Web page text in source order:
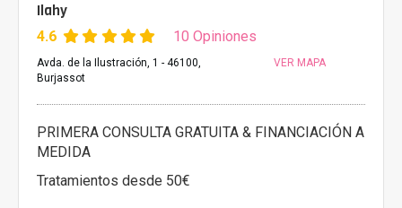
Ilahy
4.6 10 Opiniones
Avda. de la Ilustración, 1 - 46100,
Burjassot
VER MAPA
PRIMERA CONSULTA GRATUITA & FINANCIACIÓN A
MEDIDA
Tratamientos desde 50€